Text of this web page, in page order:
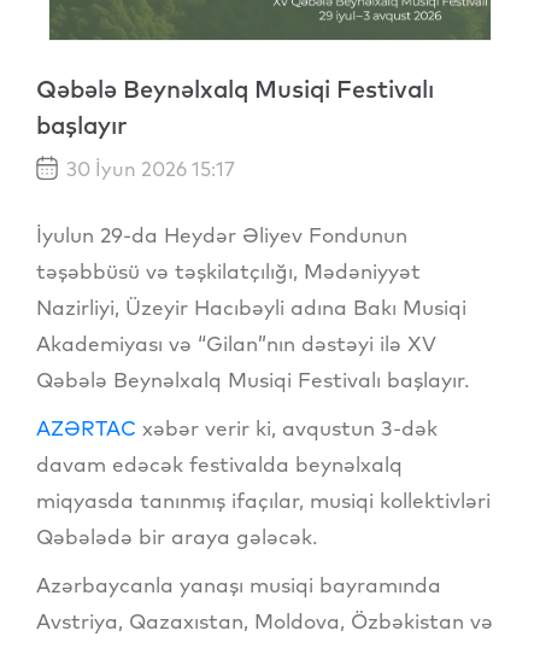
Qəbələ Beynəlxalq Musiqi Festivalı
başlayır
30 İyun 2026 15:17
İyulun 29-da Heydər Əliyev Fondunun
təşəbbüsü və təşkilatçılığı, Mədəniyyət
Nazirliyi, Üzeyir Hacıbəyli adına Bakı Musiqi
Akademiyası və “Gilan”nın dəstəyi ilə XV
Qəbələ Beynəlxalq Musiqi Festivalı başlayır.
AZƏRTAC xəbər verir ki, avqustun 3-dək
davam edəcək festivalda beynəlxalq
miqyasda tanınmış ifaçılar, musiqi kollektivləri
Qəbələdə bir araya gələcək.
Azərbaycanla yanaşı musiqi bayramında
Avstriya, Qazaxıstan, Moldova, Özbəkistan və